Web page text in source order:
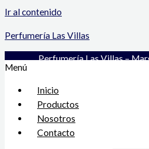
Ir al contenido
Perfumería Las Villas
Perfumería Las Villas –
Menú
Inicio
Productos
Nosotros
Contacto